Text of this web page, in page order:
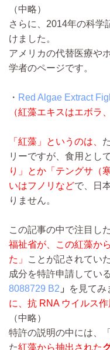
（中略）
さらに、2014年の科学
けました。
アメリカの代替医療や
学者のページです。
・ Red Algae Extract
（紅藻エキスはエボラ
「紅藻」というのは、
リーですが、食用とし
り」とか「テングサ（
いはフノリなどで、日
りません。
この記事の中で注目し
福祉省が、この紅藻か
た」
ことが記されてい
成分を特許申請してい
8088729 B2 」 を見てみ
に、抗 RNA ウイルス作
（中略）
特許の説明の中には、
た紅藻から抽出された